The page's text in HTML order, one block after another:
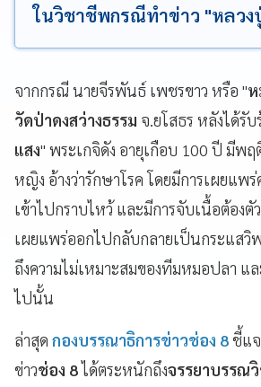
ในวิชาชีพกรณีทำข่าว "หลวง
จากกรณี นายจีรพันธ์ เพชรขาว หรือ "
วัดป่าดงสว่างธรรม จ.ยโสธร หลังได้รับ
แสง" พระเกจิดัง อายุเกือบ 100 ปี มีพ
หญิง อ้างว่ารักษาโรค โดยมีการเผยแ
เข้าไปกราบไหว้ และมีการจับเนื้อต้องตั
เผยแพร่ออกไปกลับกลายเป็นกระแสวิ
ถึงความไม่เหมาะสมของทีมหมอปลา แ
ไปนั้น
ล่าสุด กองบรรณาธิการข่าวช่อง 8ชี้แ
ข่าวช่อง 8ได้ตระหนักถึงจรรยาบรรณ